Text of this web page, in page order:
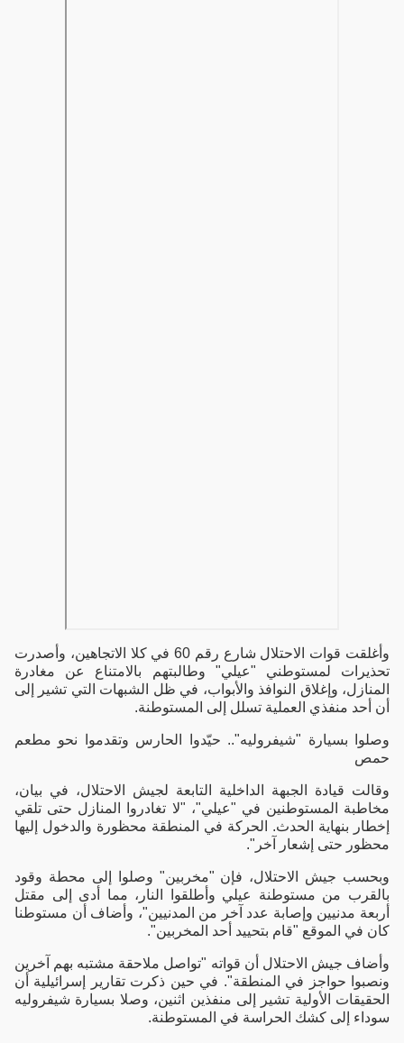
وأغلقت قوات الاحتلال شارع رقم 60 في كلا الاتجاهين، وأصدرت
تحذيرات لمستوطني "عيلي" وطالبتهم بالامتناع عن مغادرة
المنازل، وإغلاق النوافذ والأبواب، في ظل الشبهات التي تشير إلى
أن أحد منفذي العملية تسلل إلى المستوطنة.
وصلوا بسيارة "شيفروليه".. حيّدوا الحارس وتقدموا نحو مطعم
حمص
وقالت قيادة الجبهة الداخلية التابعة لجيش الاحتلال، في بيان،
مخاطبة المستوطنين في "عيلي"، "لا تغادروا المنازل حتى تلقي
إخطار بنهاية الحدث. الحركة في المنطقة محظورة والدخول إليها
محظور حتى إشعار آخر".
وبحسب جيش الاحتلال، فإن "مخربين" وصلوا إلى محطة وقود
بالقرب من مستوطنة عيلي وأطلقوا النار، مما أدى إلى مقتل
أربعة مدنيين وإصابة عدد آخر من المدنيين"، وأضاف أن مستوطنا
كان في الموقع "قام بتحييد أحد المخربين".
وأضاف جيش الاحتلال أن قواته "تواصل ملاحقة مشتبه بهم آخرين
ونصبوا حواجز في المنطقة". في حين ذكرت تقارير إسرائيلية أن
الحقيقات الأولية تشير إلى منفذين اثنين، وصلا بسيارة شيفروليه
سوداء إلى كشك الحراسة في المستوطنة.